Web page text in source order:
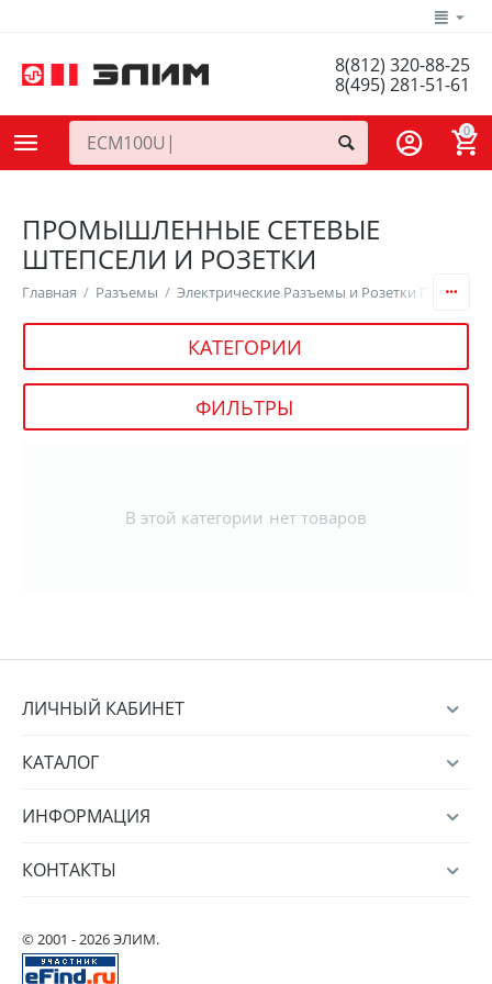
8(812) 320-88-25
8(495) 281-51-61
0
ПРОМЫШЛЕННЫЕ СЕТЕВЫЕ
ШТЕПСЕЛИ И РОЗЕТКИ
Главная / Разъемы / Электрические Разъемы и Розетки Питания
КАТЕГОРИИ
ФИЛЬТРЫ
В этой категории нет товаров
ЛИЧНЫЙ КАБИНЕТ
КАТАЛОГ
ИНФОРМАЦИЯ
КОНТАКТЫ
© 2001 - 2026 ЭЛИМ.